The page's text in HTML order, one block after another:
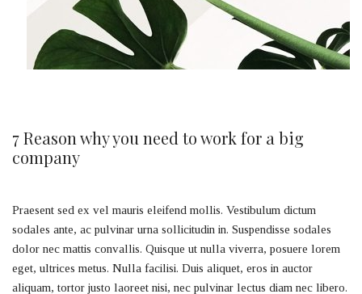
7 Reason why you need to work for a big
company
Praesent sed ex vel mauris eleifend mollis. Vestibulum dictum
sodales ante, ac pulvinar urna sollicitudin in. Suspendisse sodales
dolor nec mattis convallis. Quisque ut nulla viverra, posuere lorem
eget, ultrices metus. Nulla facilisi. Duis aliquet, eros in auctor
aliquam, tortor justo laoreet nisi, nec pulvinar lectus diam nec libero.